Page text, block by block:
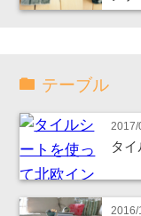
テーブル
2017/
タ
2016/